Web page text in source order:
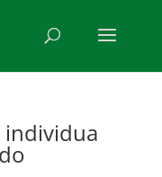
individua